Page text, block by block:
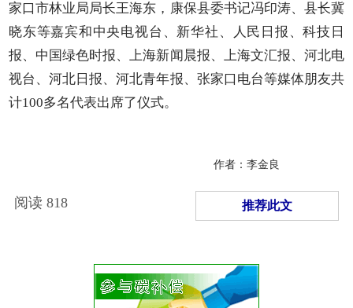
家口市林业局局长王海东，康保县委书记冯印涛、县长冀
晓东等嘉宾和中央电视台、新华社、人民日报、科技日
报、中国绿色时报、上海新闻晨报、上海文汇报、河北电
视台、河北日报、河北青年报、张家口电台等媒体朋友共
计100多名代表出席了仪式。
作者：李金良
阅读 818 推荐此文